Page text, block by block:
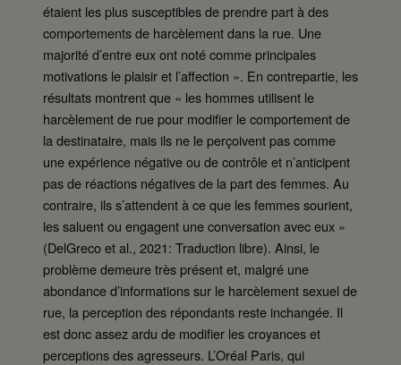
étaient les plus susceptibles de prendre part à des
comportements de harcèlement dans la rue. Une
majorité d’entre eux ont noté comme principales
motivations le plaisir et l’affection ». En contrepartie, les
résultats montrent que « les hommes utilisent le
harcèlement de rue pour modifier le comportement de
la destinataire, mais ils ne le perçoivent pas comme
une expérience négative ou de contrôle et n’anticipent
pas de réactions négatives de la part des femmes. Au
contraire, ils s’attendent à ce que les femmes sourient,
les saluent ou engagent une conversation avec eux »
(DelGreco et al., 2021: Traduction libre). Ainsi, le
problème demeure très présent et, malgré une
abondance d’informations sur le harcèlement sexuel de
rue, la perception des répondants reste inchangée. Il
est donc assez ardu de modifier les croyances et
perceptions des agresseurs. L’Oréal Paris, qui